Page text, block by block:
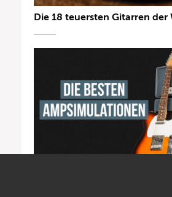
Die 18 teuersten Gitarren der
Die besten Amp-